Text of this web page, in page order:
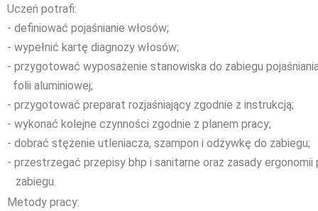
Uczeń potrafi:
- definiować pojaśnianie włosów;
- wypełnić kartę diagnozy włosów;
- przygotować wyposażenie stanowiska do zabiegu
folii aluminiowej;
- przygotować preparat rozjaśniający zgodnie z instrukcją;
- wykonać kolejne czynności zgodnie z planem pracy;
- dobrać stężenie utleniacza, szampon i odżywkę do zabiegu;
- przestrzegać przepisy bhp i sanitarne oraz zasady
zabiegu.
Metody pracy: